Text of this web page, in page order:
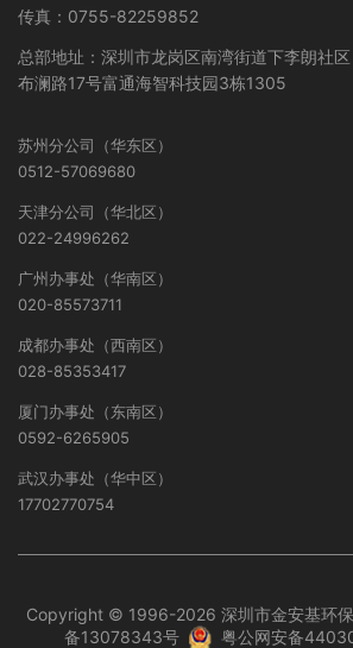
传真：0755-82259852
总部地址：深圳市龙岗区南湾街道下李朗社区
布澜路17号富通海智科技园3栋1305
苏州分公司（华东区）
0512-57069680
天津分公司（华北区）
022-24996262
广州办事处（华南区）
020-85573711
成都办事处（西南区）
028-85353417
厦门办事处（东南区）
0592-6265905
武汉办事处（华中区）
17702770754
Copyright © 1996-2026 深圳市金安基环
备13078343号
粤公网安备